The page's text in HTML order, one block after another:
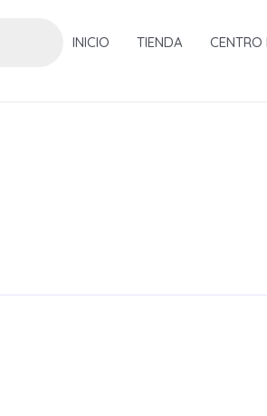
INICIO TIENDA